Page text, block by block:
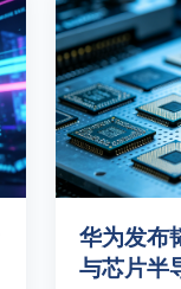
华为发布
与芯片半